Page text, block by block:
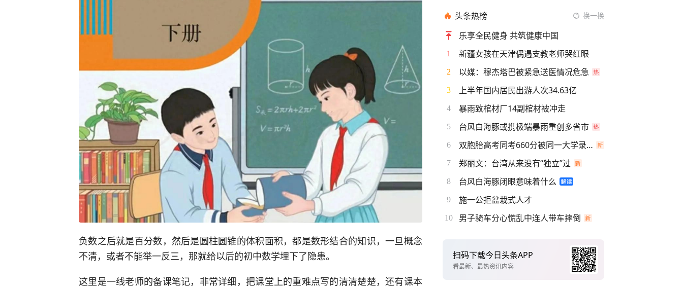
负数之后就是百分数，然后是圆柱圆锥的体积面积，都是数形结合的知识，一旦概念
不清，或者不能举一反三，那就给以后的初中数学埋下了隐患。
这里是一线老师的备课笔记，非常详细，把课堂上的重难点写的清清楚楚，还有课本
头条热榜 换一换
乐享全民健身 共筑健康中国
1 新疆女孩在天津偶遇支教老师哭红眼
2 以媒：穆杰塔巴被紧急送医情况危急
3 上半年国内居民出游人次34.63亿
4 暴雨致棺材厂14副棺材被冲走
5 台风白海豚或携极端暴雨重创多省市
6 双胞胎高考同考660分被同一大学录取
7 郑丽文：台湾从来没有“独立”过
8 台风白海豚闭眼意味着什么
9 施一公拒盆栽式人才
10 男子骑车分心慌乱中连人带车摔倒
扫码下载今日头条APP
看最新、最热资讯内容